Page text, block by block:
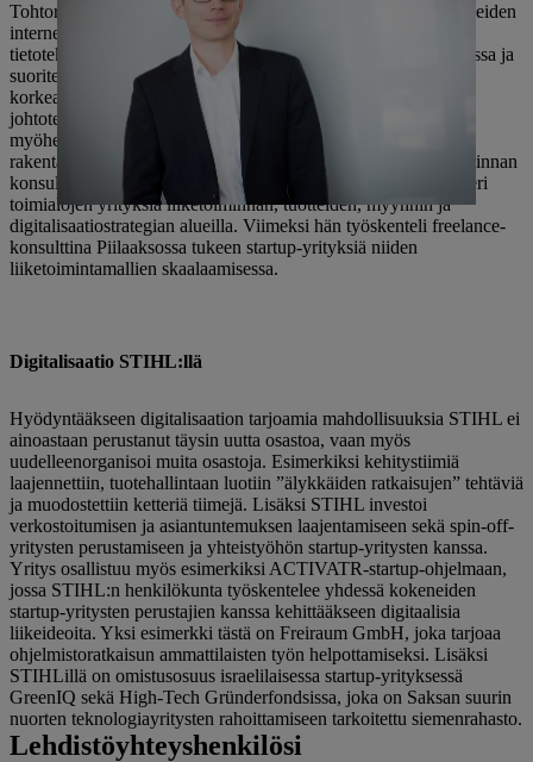
Tohtori Vogt (40-vuotias) on työskennellyt digitalisaation, esineiden
internetin ja mobiiliviestinnän parissa 14 vuotta. Opiskeltuaan
tietotekniikkaa Bonnissa ja ohjelmistotekniikkaa Los Angelesissa ja
suoritettuaan sitten tohtorin tutkinnon Karlsruhen teknillisessä
korkeakoulussa hän aloitti aluksi internet-standardoinnin
johtotehtävissä Ericssonilla Suomessa ja muutti kaksi vuotta
myöhemmin Piilaaksoon auttamaan uuden tutkimusryhmän
rakentamisessa Ericssonille siellä. Hän jatkoi uraansa liiketoiminnan
konsulttina McKinsey & Companylla Piilaaksossa, ja neuvoi eri
toimialojen yrityksiä liiketoiminnan, tuotteiden, myynnin ja
digitalisaatiostrategian alueilla. Viimeksi hän työskenteli freelance-
konsulttina Piilaaksossa tukeen startup-yrityksiä niiden
liiketoimintamallien skaalaamisessa.
Digitalisaatio STIHL:llä
Hyödyntääkseen digitalisaation tarjoamia mahdollisuuksia STIHL ei
ainoastaan ​​perustanut täysin uutta osastoa, vaan myös
uudelleenorganisoi muita osastoja. Esimerkiksi kehitystiimiä
laajennettiin, tuotehallintaan luotiin ”älykkäiden ratkaisujen” tehtäviä
ja muodostettiin ketteriä tiimejä. Lisäksi STIHL investoi
verkostoitumisen ja asiantuntemuksen laajentamiseen sekä spin-off-
yritysten perustamiseen ja yhteistyöhön startup-yritysten kanssa.
Yritys osallistuu myös esimerkiksi ACTIVATR-startup-ohjelmaan,
jossa STIHL:n henkilökunta työskentelee yhdessä kokeneiden
startup-yritysten perustajien kanssa kehittääkseen digitaalisia
liikeideoita. Yksi esimerkki tästä on Freiraum GmbH, joka tarjoaa
ohjelmistoratkaisun ammattilaisten työn helpottamiseksi. Lisäksi
STIHLillä on omistusosuus israelilaisessa startup-yrityksessä
GreenIQ sekä High-Tech Gründerfondsissa, joka on Saksan suurin
nuorten teknologiayritysten rahoittamiseen tarkoitettu siemenrahasto.
Lehdistöyhteyshenkilösi